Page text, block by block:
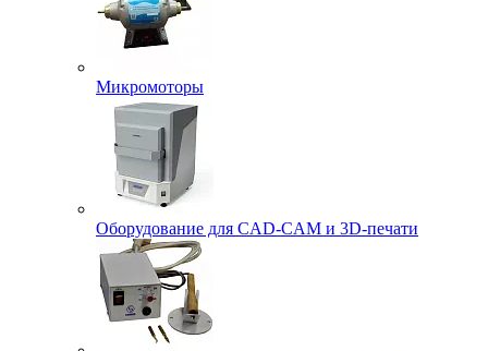
Микромоторы
Оборудование для CAD-CAM и 3D-печати